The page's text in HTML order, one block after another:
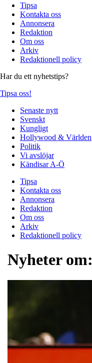
Tipsa
Kontakta oss
Annonsera
Redaktion
Om oss
Arkiv
Redaktionell policy
Har du ett nyhetstips?
Tipsa oss!
Senaste nytt
Svenskt
Kungligt
Hollywood & Världen
Politik
Vi avslöjar
Kändisar A-Ö
Tipsa
Kontakta oss
Annonsera
Redaktion
Om oss
Arkiv
Redaktionell policy
Nyheter om: